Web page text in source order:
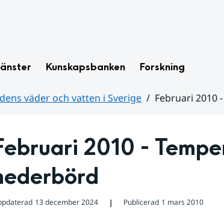
Kunskapsbanken Forskning
väder och vatten i Sverige
Februari 2010
2010 -
13 december 2024 ❘ Publicerad 1 mars 2010